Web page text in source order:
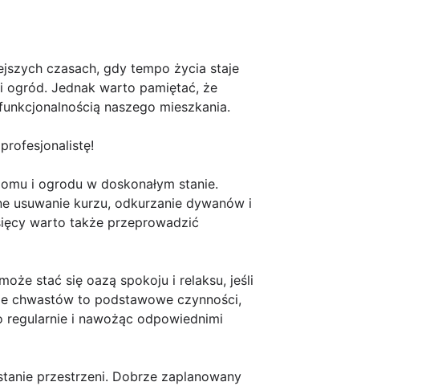
czasach, gdy tempo życia staje
ogród. Jednak warto pamiętać, że
naszego mieszkania.
i ogrodu w doskonałym stanie.
usuwanie kurzu, odkurzanie dywanów i
warto także przeprowadzić
stać się oazą spokoju i relaksu, jeśli
chwastów to podstawowe czynności,
i nawożąc odpowiednimi
przestrzeni. Dobrze zaplanowany